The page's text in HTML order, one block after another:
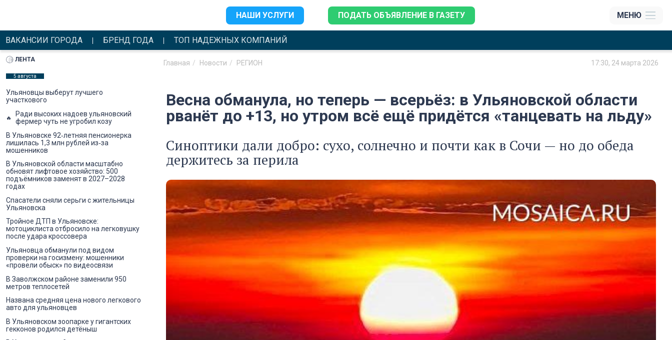
НАШИ УСЛУГИ ПОДАТЬ ОБЪЯВЛЕНИЕ В ГАЗЕТУ МЕНЮ
ВАКАНСИИ ГОРОДА БРЕНД ГОДА ТОП НАДЕЖНЫХ КОМПАНИЙ
Главная Новости РЕГИОН 17:30, 24 марта 2026
Весна обманула, но теперь — всерьёз: в Ульяновской области
рванёт до +13, но утром всё ещё придётся «танцевать на льду»
Синоптики дали добро: сухо, солнечно и почти как в Сочи — но до обеда
держитесь за перила
ЛЕНТА
5 августа
Ульяновцы выберут лучшего
участкового
Ради высоких надоев ульяновский
фермер чуть не угробил козу
В Ульяновске 92‑летняя пенсионерка
лишилась 1,3 млн рублей из‑за
мошенников
В Ульяновской области масштабно
обновят лифтовое хозяйство: 500
подъёмников заменят в 2027–2028
годах
Спасатели сняли серьги с жительницы
Ульяновска
Тройное ДТП в Ульяновске:
мотоциклиста отбросило на легковушку
после удара кроссовера
Ульяновца обманули под видом
проверки на госизмену: мошенники
«провели обыск» по видеосвязи
В Заволжском районе заменили 950
метров теплосетей
Названа средняя цена нового легкового
авто для ульяновцев
В Ульяновском зоопарке у гигантских
гекконов родился детёныш